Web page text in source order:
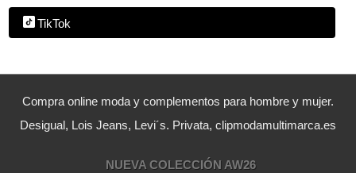
TikTok
Compra online moda y complementos para hombre y mujer.
Desigual, Lois Jeans, Levi´s. Privata, clipmodamultimarca.es
NUEVA COLECCIÓN AW26